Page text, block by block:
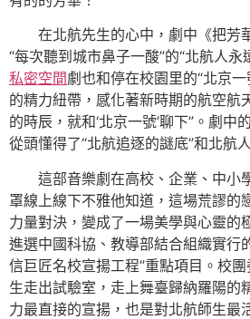
在北航先生的心中，劇中《把芳
“每次聽到城市鼻子一酸”的“北航人
私密空間劇也和停在校園里的“北京
的精力紐帶，感化著新時期的航空
的時辰，就和‘北京一號’聊下”。劇中
從頭懂得了“北航追逐的謎底”和北航
這部音樂劇在高校、企業、中小
罩線上線下不雅他知道，這場荒謬的
力量對決，變成了一場美學與心靈的
進選中國科協、教導部結合組織實
信巨匠名校宣揚工程”重點項目。校
生走出試驗室，走上舞臺歸納羅陽的
力最直接的宣揚，也是對北航師生最